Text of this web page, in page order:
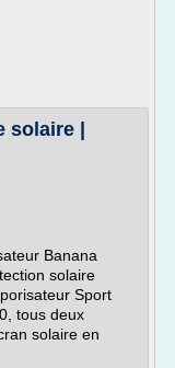
|
Banana
solaire
Sport
tous deux
solaire en